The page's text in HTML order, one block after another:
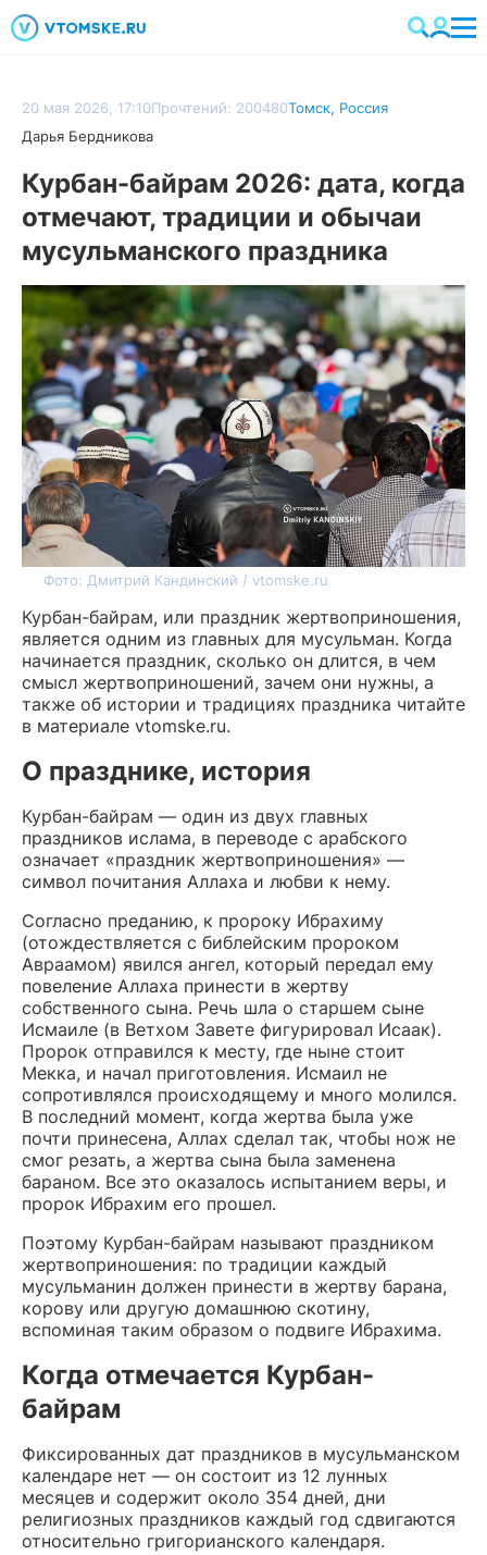
20 мая 2026, 17:10Прочтений: 200480Томск, Россия
Дарья Бердникова
Курбан-байрам 2026: дата, когда
отмечают, традиции и обычаи
мусульманского праздника
Фото: Дмитрий Кандинский / vtomske.ru
Курбан-байрам, или праздник жертвоприношения,
является одним из главных для мусульман. Когда
начинается праздник, сколько он длится, в чем
смысл жертвоприношений, зачем они нужны, а
также об истории и традициях праздника читайте
в материале vtomske.ru.
О празднике, история
Курбан-байрам — один из двух главных
праздников ислама, в переводе с арабского
означает «праздник жертвоприношения» —
символ почитания Аллаха и любви к нему.
Согласно преданию, к пророку Ибрахиму
(отождествляется с библейским пророком
Авраамом) явился ангел, который передал ему
повеление Аллаха принести в жертву
собственного сына. Речь шла о старшем сыне
Исмаиле (в Ветхом Завете фигурировал Исаак).
Пророк отправился к месту, где ныне стоит
Мекка, и начал приготовления. Исмаил не
сопротивлялся происходящему и много молился.
В последний момент, когда жертва была уже
почти принесена, Аллах сделал так, чтобы нож не
смог резать, а жертва сына была заменена
бараном. Все это оказалось испытанием веры, и
пророк Ибрахим его прошел.
Поэтому Курбан-байрам называют праздником
жертвоприношения: по традиции каждый
мусульманин должен принести в жертву барана,
корову или другую домашнюю скотину,
вспоминая таким образом о подвиге Ибрахима.
Когда отмечается Курбан-
байрам
Фиксированных дат праздников в мусульманском
календаре нет — он состоит из 12 лунных
месяцев и содержит около 354 дней, дни
религиозных праздников каждый год сдвигаются
относительно григорианского календаря.